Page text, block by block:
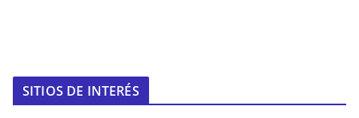
SITIOS DE INTERÉS